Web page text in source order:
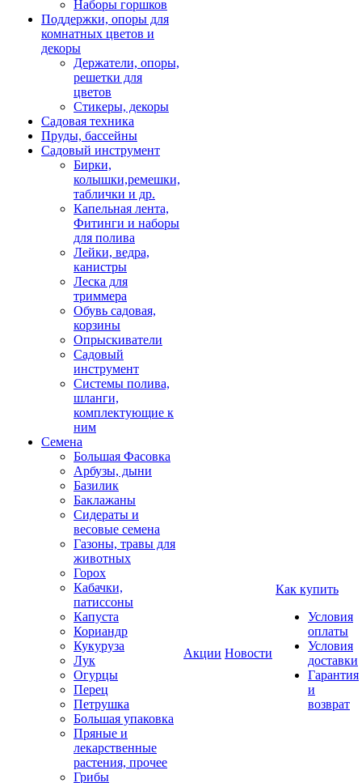
Наборы горшков
Поддержки, опоры для
комнатных цветов и
декоры
Держатели, опоры,
решетки для
цветов
Стикеры, декоры
Садовая техника
Пруды, бассейны
Садовый инструмент
Бирки,
колышки,ремешки,
таблички и др.
Капельная лента,
Фитинги и наборы
для полива
Лейки, ведра,
канистры
Леска для
триммера
Обувь садовая,
корзины
Опрыскиватели
Садовый
инструмент
Системы полива,
шланги,
комплектующие к
ним
Семена
Большая Фасовка
Арбузы, дыни
Базилик
Баклажаны
Сидераты и
весовые семена
Газоны, травы для
животных
Горох
Кабачки,
патиссоны
Капуста
Кориандр
Кукуруза
Лук
Огурцы
Перец
Петрушка
Большая упаковка
Пряные и
лекарственные
растения, прочее
Грибы
Акции Новости
Как купить
Условия
оплаты
Условия
доставки
Гарантия
и
возврат